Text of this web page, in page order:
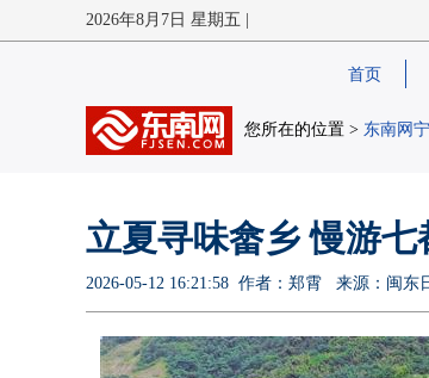
2026年8月7日 星期五 |
首页
您所在的位置 > 东南网
立夏寻味畲乡 慢游七
2026-05-12 16:21:58 作者：郑霄 来源：闽